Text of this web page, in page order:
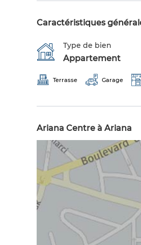
Caractéristiques
Type de bien
Appartement
Terrasse Garage
Ariana Centre à Ariana